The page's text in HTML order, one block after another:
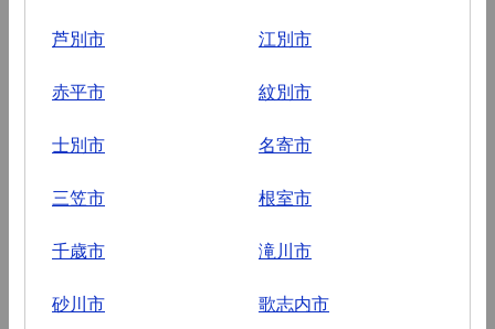
芦別市 江別市
赤平市 紋別市
士別市 名寄市
三笠市 根室市
千歳市 滝川市
砂川市 歌志内市